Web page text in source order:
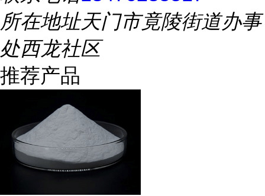
所在地址天门市竟陵街道办事
处西龙社区
推荐产品